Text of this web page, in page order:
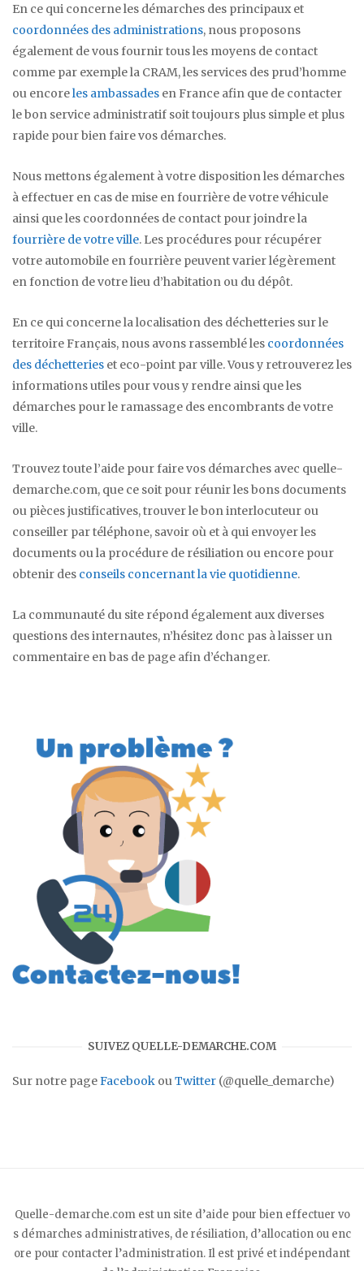
En ce qui concerne les démarches des principaux et
coordonnées des administrations, nous proposons
également de vous fournir tous les moyens de contact
comme par exemple la CRAM, les services des prud’homme
ou encoreles ambassades en France afin que de contacter
le bon service administratif soit toujours plus simple et plus
rapide pour bien faire vos démarches.
Nous mettons également à votre disposition les démarches
à effectuer en cas de mise en fourrière de votre véhicule
ainsi que les coordonnées de contact pour joindre la
fourrière de votre ville. Les procédures pour récupérer
votre automobile en fourrière peuvent varier légèrement
en fonction de votre lieu d’habitation ou du dépôt.
En ce qui concerne la localisation des déchetteries sur le
territoire Français, nous avons rassemblé les coordonnées
des déchetteries et eco-point par ville. Vous y retrouverez les
informations utiles pour vous y rendre ainsi que les
démarches pour le ramassage des encombrants de votre
ville.
Trouvez toute l’aide pour faire vos démarches avec quelle-
demarche.com, que ce soit pour réunir les bons documents
ou pièces justificatives, trouver le bon interlocuteur ou
conseiller par téléphone, savoir où et à qui envoyer les
documents ou la procédure de résiliation ou encore pour
obtenir des conseils concernant la vie quotidienne.
La communauté du site répond également aux diverses
questions des internautes, n’hésitez donc pas à laisser un
commentaire en bas de page afin d’échanger.
SUIVEZ QUELLE-DEMARCHE.COM
Sur notre pageFacebook ouTwitter (@quelle_demarche)
Quelle-demarche.com est un site d’aide pour bien effectuer vo
s démarches administratives, de résiliation, d’allocation ou enc
ore pour contacter l’administration. Il est privé et indépendant